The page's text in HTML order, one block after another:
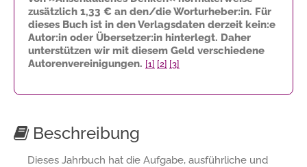
zusätzlich 1,33 € an den/die Worturheber:in. Für
dieses Buch ist in den Verlagsdaten derzeit kein:e
Autor:in oder Übersetzer:in hinterlegt. Daher
unterstützen wir mit diesem Geld verschiedene
Autorenvereinigungen. [1] [2] [3]
Beschreibung
Dieses Jahrbuch hat die Aufgabe, ausführliche und